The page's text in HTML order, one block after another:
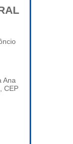
Ana
CEP